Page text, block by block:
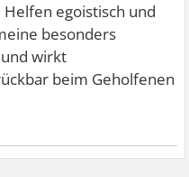
Helfen egoistisch und
besonders
wirkt
beim Geholfenen